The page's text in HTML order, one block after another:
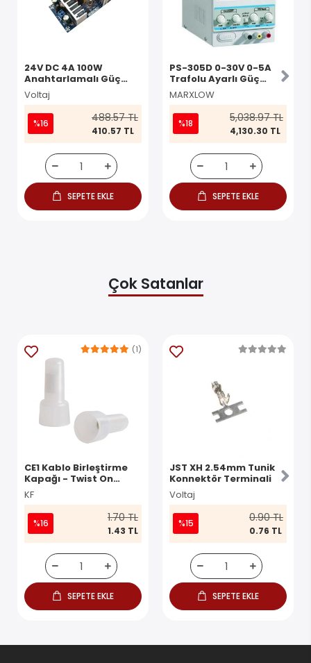
24V DC 4A 100W
Anahtarlamalı Güç
Kaynağı Kartı AC-DC
100W Modül
Voltaj
%16 488.57 TL
410.57 TL
SEPETE EKLE
PS-305D 0-30V 0-5A
Trafolu Ayarlı Güç
Kaynağı
MARXLOW
%18 5,038.97 TL
4,130.30 TL
SEPETE EKLE
Çok Satanlar
CE1 Kablo Birleştirme
Kapağı - Twist On
Konnektör
KF
(1)
%16 1.70 TL
1.43 TL
SEPETE EKLE
JST XH 2.54mm Tunik
Konnektör Terminali
Voltaj
%15 0.90 TL
0.76 TL
SEPETE EKLE